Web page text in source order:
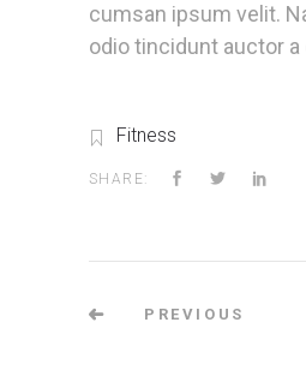
cumsan ipsum velit.
odio tincidunt auctor a
Fitness
SHARE:
PREVIOUS